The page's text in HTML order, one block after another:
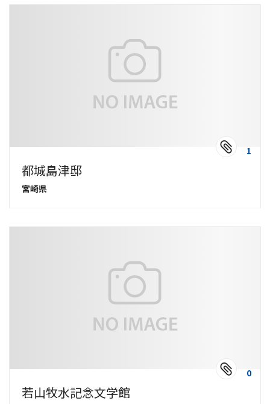
1
都城島津邸
宮崎県
0
若山牧水記念文学館